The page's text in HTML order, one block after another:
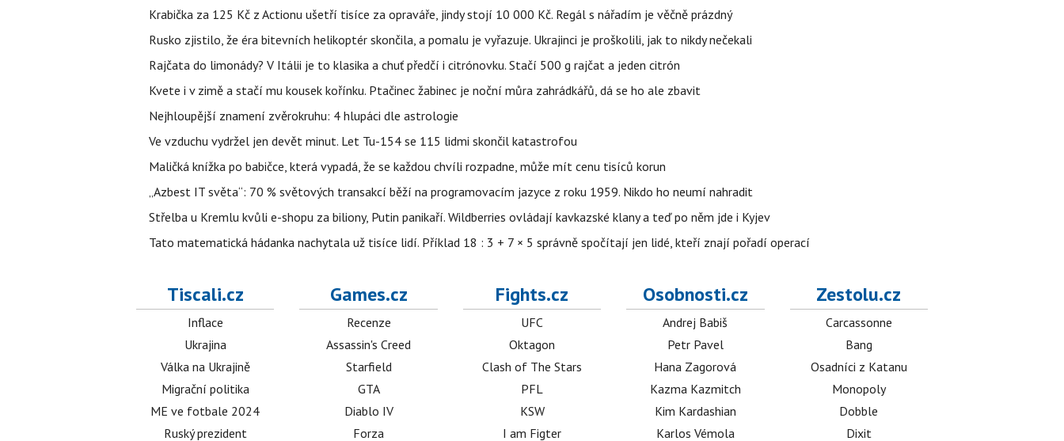
Krabička za 125 Kč z Actionu ušetří tisíce za opraváře, jindy stojí 10 000 Kč. Regál s nářadím je věčně prázdný
Rusko zjistilo, že éra bitevních helikoptér skončila, a pomalu je vyřazuje. Ukrajinci je proškolili, jak to nikdy nečekali
Rajčata do limonády? V Itálii je to klasika a chuť předčí i citrónovku. Stačí 500 g rajčat a jeden citrón
Kvete i v zimě a stačí mu kousek kořínku. Ptačinec žabinec je noční můra zahrádkářů, dá se ho ale zbavit
Nejhloupější znamení zvěrokruhu: 4 hlupáci dle astrologie
Ve vzduchu vydržel jen devět minut. Let Tu-154 se 115 lidmi skončil katastrofou
Maličká knížka po babičce, která vypadá, že se každou chvíli rozpadne, může mít cenu tisíců korun
„Azbest IT světa“: 70 % světových transakcí běží na programovacím jazyce z roku 1959. Nikdo ho neumí nahradit
Střelba u Kremlu kvůli e-shopu za biliony, Putin panikaří. Wildberries ovládají kavkazské klany a teď po něm jde i Kyjev
Tato matematická hádanka nachytala už tisíce lidí. Příklad 18 : 3 + 7 × 5 správně spočítají jen lidé, kteří znají pořadí operací
Tiscali.cz
Inflace
Ukrajina
Válka na Ukrajině
Migrační politika
ME ve fotbale 2024
Ruský prezident
Games.cz
Recenze
Assassin's Creed
Starfield
GTA
Diablo IV
Forza
Fights.cz
UFC
Oktagon
Clash of The Stars
PFL
KSW
I am Figter
Osobnosti.cz
Andrej Babiš
Petr Pavel
Hana Zagorová
Kazma Kazmitch
Kim Kardashian
Karlos Vémola
Zestolu.cz
Carcassonne
Bang
Osadníci z Katanu
Monopoly
Dobble
Dixit